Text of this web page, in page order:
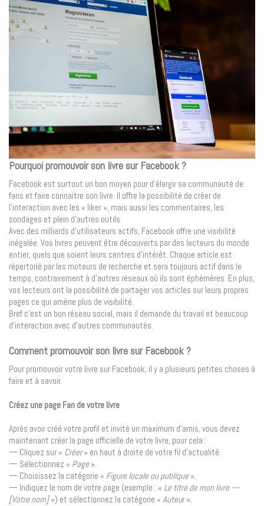
Pourquoi promouvoir son livre sur Facebook ?
Facebook est surtout un bon moyen pour d’élargir sa communauté de
fans et faire connaitre son livre. Il offre la possibilité de créer de
l’interaction avec les « liker », mais aussi les commentaires, les
sondages et plein d’autres outils.
Avec des milliards d’utilisateurs actifs, Facebook offre une visibilité
inégalée. Vos livres peuvent être découverts par des lecteurs du monde
entier, quels que soient leurs centres d’intérêt. Chaque article est
répertorié par les moteurs de recherche et sera toujours actif dans le
temps, contrairement à d’autres réseaux où ils sont éphémères. En plus,
vos lecteurs ont la possibilité de partager vos articles sur leurs propres
pages ce qui amène plus de visibilité.
Bref c’est un bon réseau social, mais il demande du travail et beaucoup
d’interaction avec d’autres communautés.
Comment promouvoir son livre sur Facebook ?
Pour promouvoir votre livre sur Facebook, il y a plusieurs petites choses à
faire et à savoir.
Créez une page Fan de votre livre
Après avoir créé votre profil et invité un maximum d’amis, vous devez
maintenant créer la page officielle de votre livre, pour cela :
— Cliquez sur « Créer» en haut à droite de votre fil d’actualité.
— Sélectionnez « Page».
— Choisissez la catégorie « Figure locale ou publique».
— Indiquez le nom de votre page (exemple : « Le titre de mon livre —
[Votre nom]») et sélectionnez la catégorie « Auteur ».